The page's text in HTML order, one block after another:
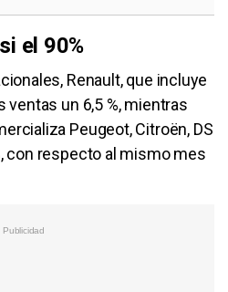
el 90%
Renault, que incluye
ventas un 6,5 %, mientras
Peugeot, Citroën, DS
con respecto al mismo mes